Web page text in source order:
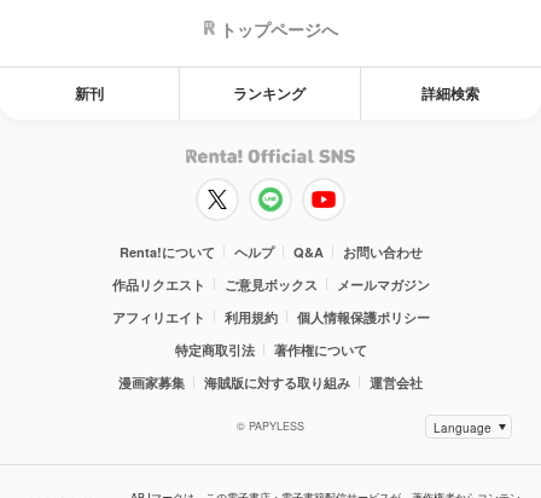
トップページへ
新刊 ランキング 詳細検索
Renta!について ヘルプ Q&A
お問い合わせ
作品リクエスト
ご意見ボックス
メールマガジン
アフィリエイト
利用規約
個人情報保護ポリシー
特定商取引法
著作権について
漫画家募集
海賊版に対する取り組み 運営会社
© PAPYLESS